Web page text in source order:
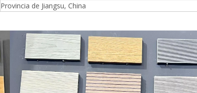
Provincia de Jiangsu, China